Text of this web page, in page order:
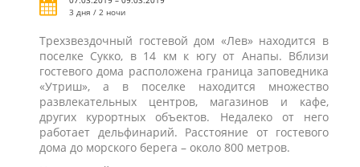
3 дня / 2 ночи
Трехзвездочный гостевой дом «Лев» находится в
поселке Сукко, в 14 км к югу от Анапы. Вблизи
гостевого дома расположена граница заповедника
«Утриш», а в поселке находится множество
развлекательных центров, магазинов и кафе,
других курортных объектов. Недалеко от него
работает дельфинарий. Расстояние от гостевого
дома до морского берега – около 800 метров.